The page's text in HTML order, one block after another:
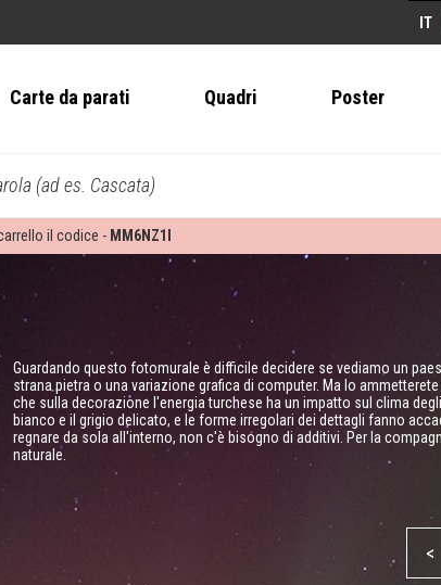
IT
Carte da parati Quadri Poster
(ad es. Cascata)
il codice - MM6NZ1I
Guardando questo fotomurale è difficile decidere se vediamo un
strana pietra o una variazione grafica di computer. Ma lo
che sulla decorazione l'energia turchese ha un impatto sul clima
bianco e il grigio delicato, e le forme irregolari dei dettagli fanno
regnare da sola all'interno, non c'è bisogno di additivi. Per la
naturale.
<